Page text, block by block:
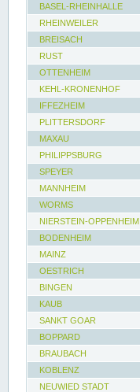
BASEL-RHEINHALLE
RHEINWEILER
BREISACH
RUST
OTTENHEIM
KEHL-KRONENHOF
IFFEZHEIM
PLITTERSDORF
MAXAU
PHILIPPSBURG
SPEYER
MANNHEIM
WORMS
NIERSTEIN-OPPENHEIM
BODENHEIM
MAINZ
OESTRICH
BINGEN
KAUB
SANKT GOAR
BOPPARD
BRAUBACH
KOBLENZ
NEUWIED STADT